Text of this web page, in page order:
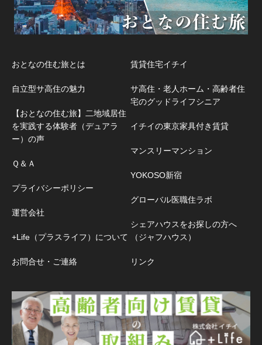
おとなの住む旅とは
自立型サ高住の魅力
【おとなの住む旅】二地域居住
を実践する体験者（デュアラ
ー）の声
Ｑ＆Ａ
プライバシーポリシー
運営会社
+Life（プラスライフ）について
お問合せ・ご連絡
賃貸住宅イチイ
サ高住・老人ホーム・高齢者住
宅のグッドライフシニア
イチイの東京家具付き賃貸
マンスリーマンション
YOKOSO新宿
グローバル医職住ラボ
シェアハウスをお探しの方へ
（ジャフハウス）
リンク